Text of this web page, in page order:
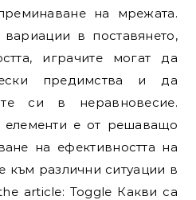
на мрежата.
в поставянето,
играчите могат да
предимства и да
си в неравновесие.
елементи е от решаващо
на ефективността на
към различни ситуации в
article: Toggle Какви са